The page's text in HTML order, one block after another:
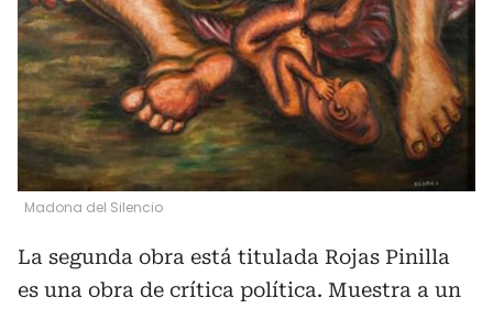
Madona del Silencio
La segunda obra está titulada Rojas Pinilla
es una obra de crítica política. Muestra a un